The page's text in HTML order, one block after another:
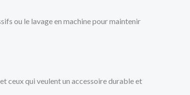
ou le lavage en machine pour maintenir
ceux qui veulent un accessoire durable et